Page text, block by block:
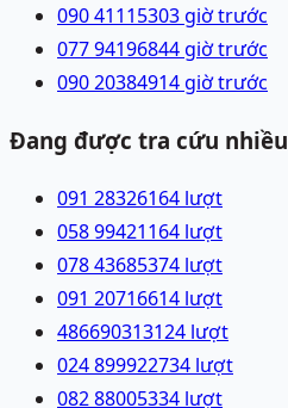
090 41115303 giờ trước
077 94196844 giờ trước
090 20384914 giờ trước
Đang được tra cứu nhiều
091 28326164 lượt
058 99421164 lượt
078 43685374 lượt
091 20716614 lượt
486690313124 lượt
024 899922734 lượt
082 88005334 lượt